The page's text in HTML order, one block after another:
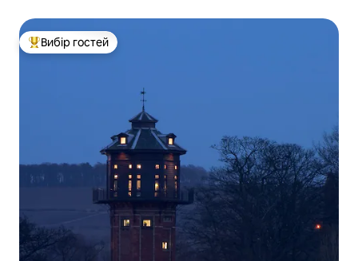
Топ вибір гостей
Вибір гостей